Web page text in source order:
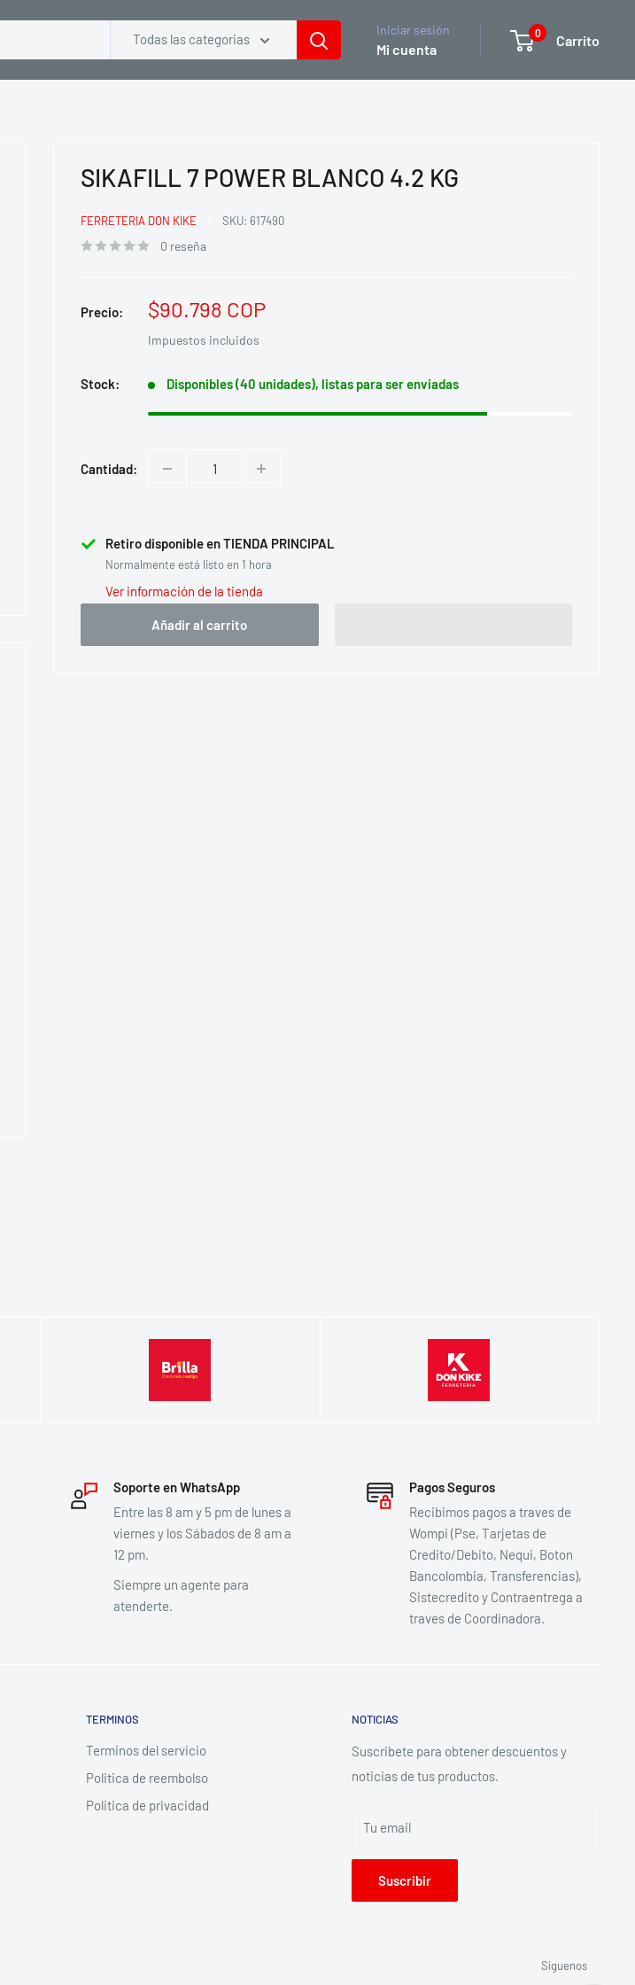
Todas las categorias
Iniciar sesión
Mi cuenta
0 Carrito
SIKAFILL 7 POWER BLANCO 4.2 KG
FERRETERIA DON KIKE SKU: 617490
0 reseña
Precio:
Precio
de
venta
$90.798 COP
Impuestos incluidos
Stock: Disponibles (40 unidades), listas para ser enviadas
Cantidad:
Retiro disponible en TIENDA PRINCIPAL
Normalmente está listo en 1 hora
Ver información de la tienda
Añadir al carrito
Soporte en WhatsApp
Entre las 8 am y 5 pm de lunes a
viernes y los Sábados de 8 am a
12 pm.
Siempre un agente para
atenderte.
Pagos Seguros
Recibimos pagos a traves de
Wompi (Pse, Tarjetas de
Credito/Debito, Nequi, Boton
Bancolombia, Transferencias),
Sistecredito y Contraentrega a
traves de Coordinadora.
TERMINOS
Terminos del servicio
Politica de reembolso
Politica de privacidad
NOTICIAS
Suscribete para obtener descuentos y
noticias de tus productos.
Tu email
Suscribir
Síguenos